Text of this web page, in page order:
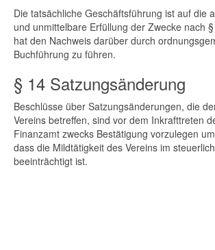
Die tatsächliche Geschäftsführung ist auf die
und unmittelbare Erfüllung der Zwecke nach
hat den Nachweis darüber durch
Buchführung zu führen.
§ 14 Satzungsänderung
Beschlüsse über Satzungsänderungen, die
Vereins betreffen, sind vor dem Inkrafttreten
Finanzamt zwecks Bestätigung vorzulegen
dass die Mildtätigkeit des Vereins im
beeinträchtigt ist.